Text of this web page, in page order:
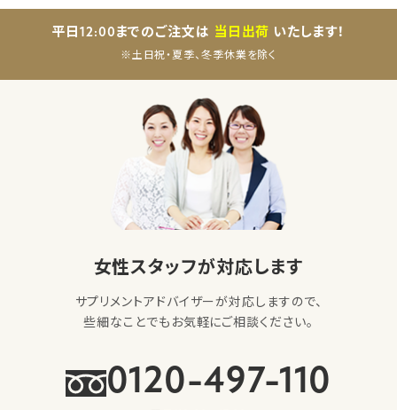
平日12:00までのご注文は 当日出荷 いたします！
※土日祝・夏季、冬季休業を除く
女性スタッフが対応します
サプリメントアドバイザーが対応しますので、
些細なことでもお気軽にご相談ください。
0120-497-110